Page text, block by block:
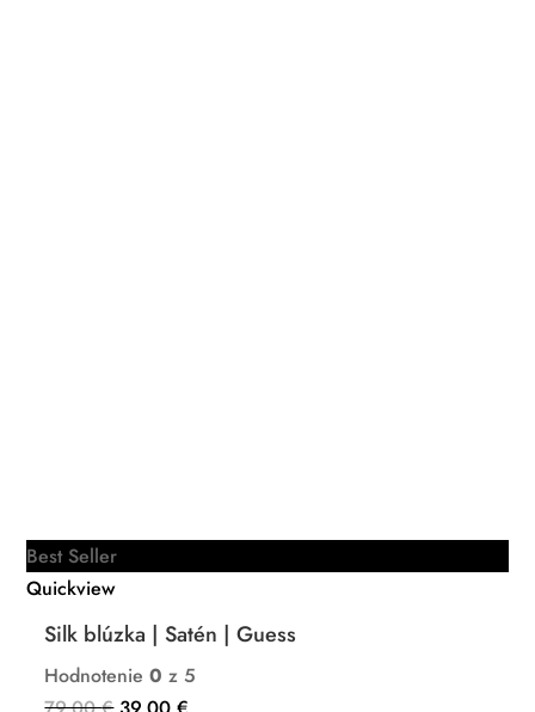
Best Seller
Quickview
Silk blúzka | Satén | Guess
Hodnotenie0 z 5